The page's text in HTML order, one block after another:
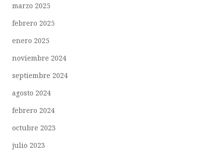
marzo 2025
febrero 2025
enero 2025
noviembre 2024
septiembre 2024
agosto 2024
febrero 2024
octubre 2023
julio 2023